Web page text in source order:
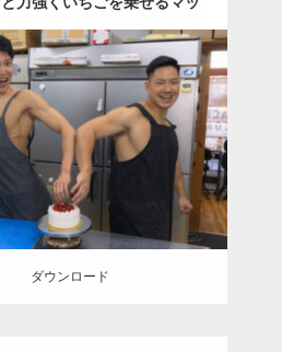
チョ
Update:2023.02.11
ケーキ屋さんのマッチョ オレ
人 AKIHITO(細マッチョ)
大胸筋) 和白 (福岡)
ド
ダウンロード